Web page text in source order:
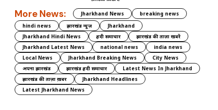
More News: Jharkhand News
breaking news
hindi news
झारखंड न्यूज़
Jharkhand
Jharkhand Hindi News
हिंदी समाचार
झारखंड की ताज़ा खबरें
Jharkhand Latest News
national news
india news
Local News
Jharkhand Breaking News
City News
अपना झारखंड
झारखंड हिंदी समाचार
Latest News In Jharkhand
झारखंड की ताज़ा ख़बर
Jharkhand Headlines
Latest Jharkhand News